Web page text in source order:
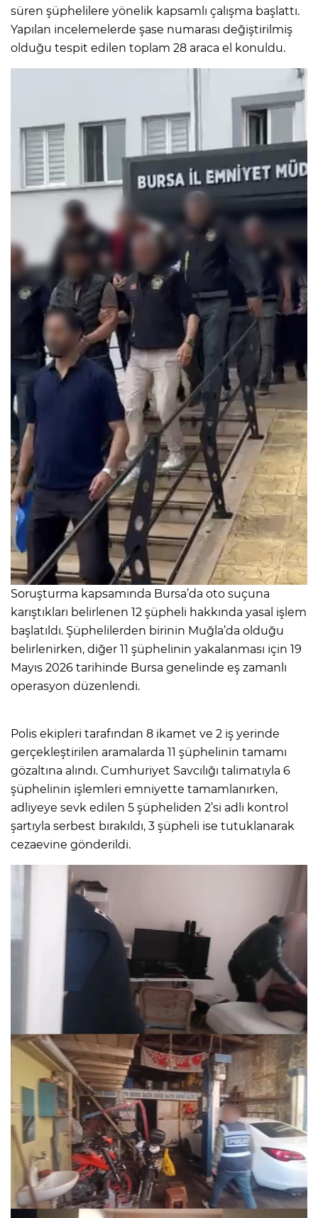
süren şüphelilere yönelik kapsamlı çalışma başlattı.
Yapılan incelemelerde şase numarası değiştirilmiş
olduğu tespit edilen toplam 28 araca el konuldu.
Soruşturma kapsamında Bursa’da oto suçuna
karıştıkları belirlenen 12 şüpheli hakkında yasal işlem
başlatıldı. Şüphelilerden birinin Muğla’da olduğu
belirlenirken, diğer 11 şüphelinin yakalanması için 19
Mayıs 2026 tarihinde Bursa genelinde eş zamanlı
operasyon düzenlendi.
Polis ekipleri tarafından 8 ikamet ve 2 iş yerinde
gerçekleştirilen aramalarda 11 şüphelinin tamamı
gözaltına alındı. Cumhuriyet Savcılığı talimatıyla 6
şüphelinin işlemleri emniyette tamamlanırken,
adliyeye sevk edilen 5 şüpheliden 2’si adli kontrol
şartıyla serbest bırakıldı, 3 şüpheli ise tutuklanarak
cezaevine gönderildi.